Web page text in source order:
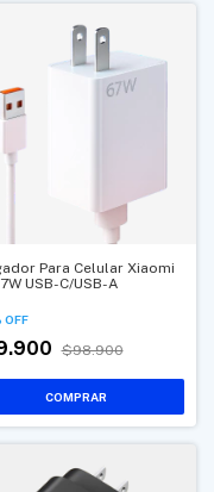
Para Celular Xiaomi
USB-C/USB-A
OFF
$98.900